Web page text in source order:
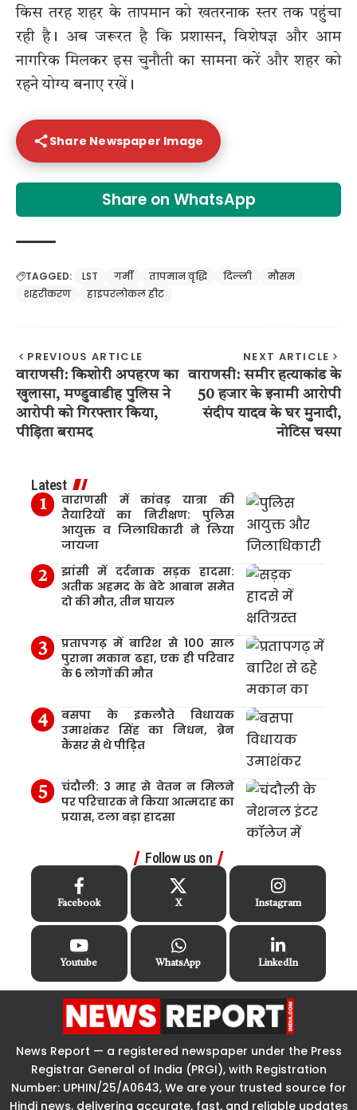
किस तरह शहर के तापमान को खतरनाक स्तर तक पहुंचा
रही है। अब जरूरत है कि प्रशासन, विशेषज्ञ और आम
नागरिक मिलकर इस चुनौती का सामना करें और शहर को
रहने योग्य बनाए रखें।
Share Newspaper Image
Share on WhatsApp
TAGGED: LST गर्मी तापमान वृद्धि दिल्ली
मौसम
शहरीकरण
हाइपरलोकल हीट
PREVIOUS ARTICLE
वाराणसी: किशोरी अपहरण का
खुलासा, मण्डुवाडीह पुलिस ने
आरोपी को गिरफ्तार किया,
पीड़िता बरामद
NEXT ARTICLE
वाराणसी: समीर हत्याकांड के
50 हजार के इनामी आरोपी
संदीप यादव के घर मुनादी,
नोटिस चस्पा
Latest
वाराणसी में कांवड़ यात्रा की
तैयारियों का निरीक्षण: पुलिस
आयुक्त व जिलाधिकारी ने लिया
जायजा
झांसी में दर्दनाक सड़क हादसा:
अतीक अहमद के बेटे आबान समेत
दो की मौत, तीन घायल
प्रतापगढ़ में बारिश से 100 साल
पुराना मकान ढहा, एक ही परिवार
के 6 लोगों की मौत
बसपा के इकलौते विधायक
उमाशंकर सिंह का निधन, ब्रेन
कैंसर से थे पीड़ित
चंदौली: 3 माह से वेतन न मिलने
पर परिचारक ने किया आत्मदाह का
प्रयास, टला बड़ा हादसा
Follow us on
Facebook X Instagram
Youtube WhatsApp LinkedIn
News Report — a registered newspaper under the Press
Registrar General of India (PRGI), with Registration
Number: UPHIN/25/A0643, We are your trusted source for
Hindi news, delivering accurate, fast, and reliable updates